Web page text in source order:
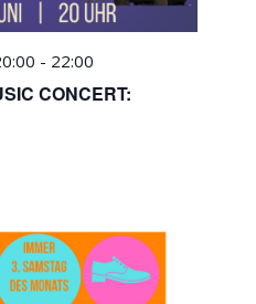
CONCERT:
- 22:00